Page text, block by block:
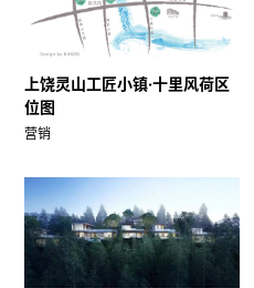
上饶灵山工匠小镇·十里风荷区
位图
营销